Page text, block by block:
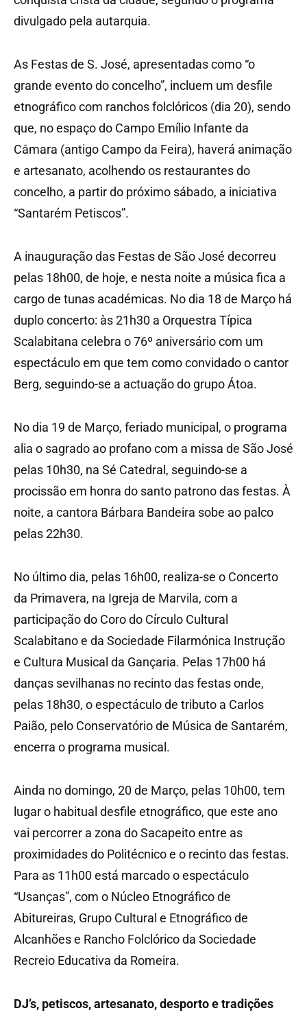
divulgado pela autarquia.
As Festas de S. José, apresentadas como “o
grande evento do concelho”, incluem um desfile
etnográfico com ranchos folclóricos (dia 20), sendo
que, no espaço do Campo Emílio Infante da
Câmara (antigo Campo da Feira), haverá animação
e artesanato, acolhendo os restaurantes do
concelho, a partir do próximo sábado, a iniciativa
“Santarém Petiscos”.
A inauguração das Festas de São José decorreu
pelas 18h00, de hoje, e nesta noite a música fica a
cargo de tunas académicas. No dia 18 de Março há
duplo concerto: às 21h30 a Orquestra Típica
Scalabitana celebra o 76º aniversário com um
espectáculo em que tem como convidado o cantor
Berg, seguindo-se a actuação do grupo Átoa.
No dia 19 de Março, feriado municipal, o programa
alia o sagrado ao profano com a missa de São José
pelas 10h30, na Sé Catedral, seguindo-se a
procissão em honra do santo patrono das festas. À
noite, a cantora Bárbara Bandeira sobe ao palco
pelas 22h30.
No último dia, pelas 16h00, realiza-se o Concerto
da Primavera, na Igreja de Marvila, com a
participação do Coro do Círculo Cultural
Scalabitano e da Sociedade Filarmónica Instrução
e Cultura Musical da Gançaria. Pelas 17h00 há
danças sevilhanas no recinto das festas onde,
pelas 18h30, o espectáculo de tributo a Carlos
Paião, pelo Conservatório de Música de Santarém,
encerra o programa musical.
Ainda no domingo, 20 de Março, pelas 10h00, tem
lugar o habitual desfile etnográfico, que este ano
vai percorrer a zona do Sacapeito entre as
proximidades do Politécnico e o recinto das festas.
Para as 11h00 está marcado o espectáculo
“Usanças”, com o Núcleo Etnográfico de
Abitureiras, Grupo Cultural e Etnográfico de
Alcanhões e Rancho Folclórico da Sociedade
Recreio Educativa da Romeira.
DJ’s, petiscos, artesanato, desporto e tradições